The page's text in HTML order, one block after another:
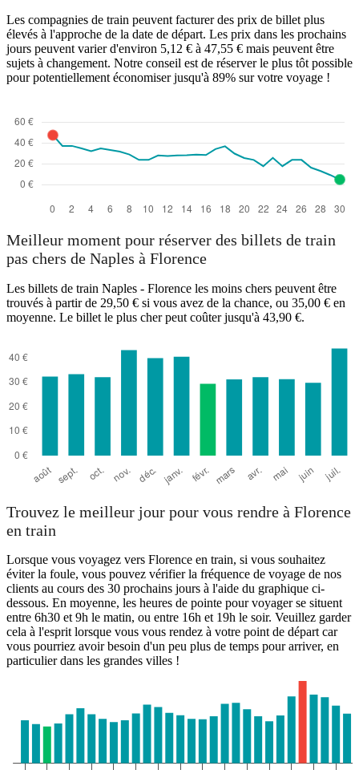
Naples
Les compagnies de train peuvent facturer des prix de billet plus
élevés à l'approche de la date de départ. Les prix dans les prochains
jours peuvent varier d'environ 5,12 € à 47,55 € mais peuvent être
sujets à changement. Notre conseil est de réserver le plus tôt possible
pour potentiellement économiser jusqu'à 89% sur votre voyage !
Meilleur moment pour réserver des billets de train
pas chers de Naples à Florence
Les billets de train Naples - Florence les moins chers peuvent être
trouvés à partir de 29,50 € si vous avez de la chance, ou 35,00 € en
moyenne. Le billet le plus cher peut coûter jusqu'à 43,90 €.
Trouvez le meilleur jour pour vous rendre à Florence
en train
Lorsque vous voyagez vers Florence en train, si vous souhaitez
éviter la foule, vous pouvez vérifier la fréquence de voyage de nos
clients au cours des 30 prochains jours à l'aide du graphique ci-
dessous. En moyenne, les heures de pointe pour voyager se situent
entre 6h30 et 9h le matin, ou entre 16h et 19h le soir. Veuillez garder
cela à l'esprit lorsque vous vous rendez à votre point de départ car
vous pourriez avoir besoin d'un peu plus de temps pour arriver, en
particulier dans les grandes villes !